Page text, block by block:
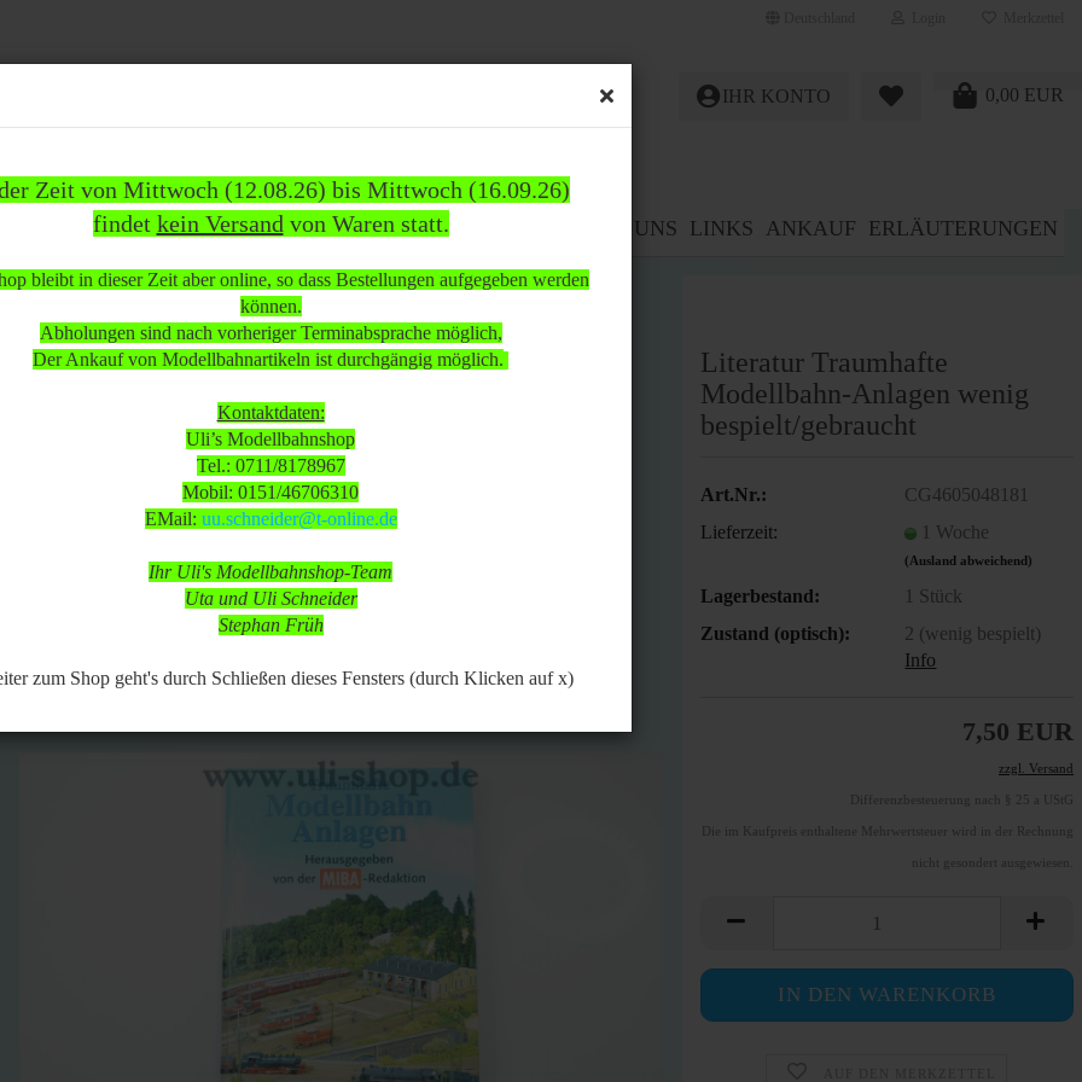
Zeit von Mittwoch (12.08.26) bis Mittwoch (16.09.26)
findet kein Versand von Waren statt.
bleibt in dieser Zeit aber online, so dass Bestellungen aufgegeben werden
können.
Abholungen sind nach vorheriger Terminabsprache möglich,
Der Ankauf von Modellbahnartikeln ist durchgängig möglich.
Kontaktdaten:
Uli’s Modellbahnshop
Tel.: 0711/8178967
Mobil: 0151/46706310
EMail: uu.schneider@t-online.de
Ihr Uli's Modellbahnshop-Team
Uta und Uli Schneider
Stephan Früh
zum Shop geht's durch Schließen dieses Fensters (durch Klicken auf x)
0,00 EUR
IHR KONTO
INFOS KUNDEN ÜBER UNS LINKS ANKAUF ERLÄUTERUNGEN
WEITERE
» » Literatur Traumhafte Modellbahn-Anlagen wenig bespielt/gebraucht
(12.08.26) bis Mittwoch (16.09.26)
dieser Zeit aber online, so dass Bestellungen aufgegeben werden können.
nach vorheriger Terminabsprache möglich,
Modellbahnartikeln ist durchgängig möglich.
Letzter » 117Artikel in dieser Kategorie
Literatur Traumhafte
Modellbahn-Anlagen wenig
bespielt/gebraucht
Art.Nr.:
CG4605048181
Lieferzeit:
1 Woche
(Ausland abweichend)
Lagerbestand: 1 Stück
Zustand (optisch):
2 (wenig bespielt)
Info
7,50 EUR
zzgl. Versand
Differenzbesteuerung nach § 25 a UStG
Die im Kaufpreis enthaltene Mehrwertsteuer wird in der Rechnung
nicht gesondert ausgewiesen.